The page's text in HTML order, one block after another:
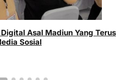
Asal Madiun Yang Terus
Sosial